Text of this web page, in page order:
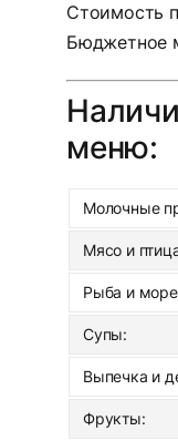
Стоимость
Бюджетное
меню:
Молочные
Мясо и
Рыба и
Супы:
Выпечка и
Фрукты: